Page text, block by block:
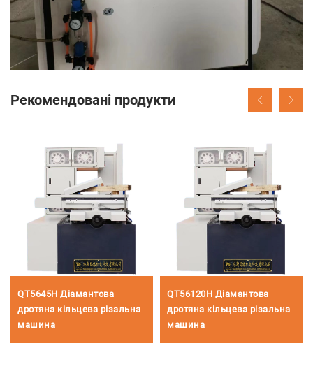
Рекомендовані продукти
QT5645H Діамантова
дротяна кільцева різальна
машина
QT56120H Діамантова
дротяна кільцева різальна
машина